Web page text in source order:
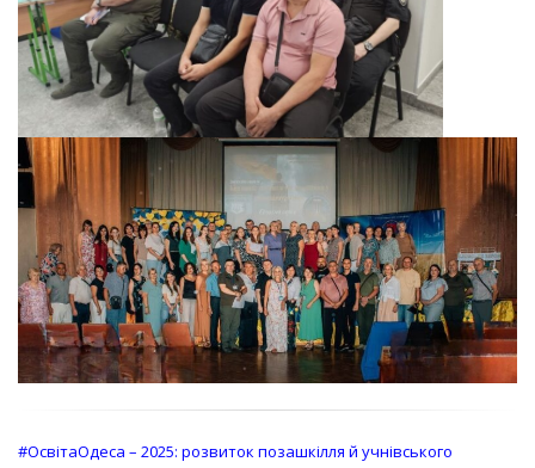
#ОсвітаОдеса – 2025: розвиток позашкілля й учнівського